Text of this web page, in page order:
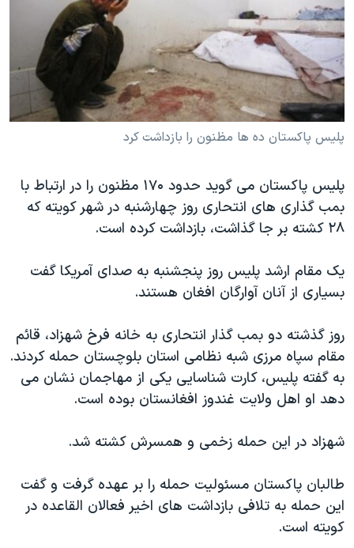
فرهنگ و زندگی
حقوق شهروندی
اقتصادی
علم و فناوری
آرشیو پخش زنده
مستندها
انتخابات ریاست جمهوری آمریکا ۲۰۲۴
حمله جمهوری اسلامی به اسرائیل
رمز مهسا
مجموعه مستندهای دادخواهی
تریبونال مردمی آبان ۹۸
چهل سال گروگان‌گیری
قانون شفافیت دارائی کادر رهبری ایران
اعتراضات مردمی آبان ۹۸
اسرائیل در جنگ
نرگس محمدی برنده جایزه نوبل صلح
صفحه‌های ویژه
دنبال کنید
زبانهای مختلف
پلیس پاکستان ده ها مظنون را بازداشت کرد
پلیس پاکستان می گوید حدود ۱۷۰ مظنون را در ارتباط با
بمب گذاری های انتحاری روز چهارشنبه در شهر کویته که
۲۸ کشته بر جا گذاشت، بازداشت کرده است.
یک مقام ارشد پلیس روز پنجشنبه به صدای آمریکا گفت
بسیاری از آنان آوارگان افغان هستند.
روز گذشته دو بمب گذار انتحاری به خانه فرخ شهزاد، قائم
مقام سپاه مرزی شبه نظامی استان بلوچستان حمله کردند.
به گفته پلیس، کارت شناسایی یکی از مهاجمان نشان می
دهد او اهل ولایت غندوز افغانستان بوده است.
شهزاد در این حمله زخمی و همسرش کشته شد.
طالبان پاکستان مسئولیت حمله را بر عهده گرفت و گفت
این حمله به تلافی بازداشت های اخیر فعالان القاعده در
کویته است.